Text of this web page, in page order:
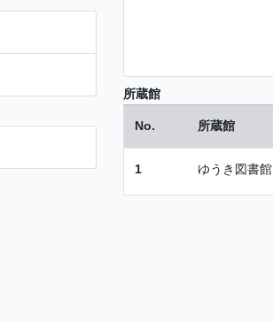
所蔵館
No. 所蔵館
1 ゆうき図書館